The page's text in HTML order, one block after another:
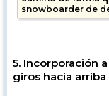
snowboarder de
5. Incorporación
giros hacia arriba